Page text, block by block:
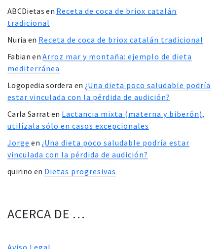
ABCDietas en Receta de coca de briox catalán
tradicional
Nuria en Receta de coca de briox catalán tradicional
Fabian enArroz mar y montaña: ejemplo de dieta
mediterránea
Logopedia sordera en ¿Una dieta poco saludable podría
estar vinculada con la pérdida de audición?
Carla Sarraten Lactancia mixta (materna y biberón),
utilízala sólo en casos excepcionales
Jorge en ¿Una dieta poco saludable podría estar
vinculada con la pérdida de audición?
quirino en Dietas progresivas
ACERCA DE …